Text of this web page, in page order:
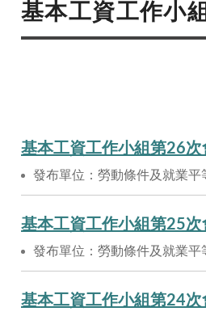
基本工資工作小組
基本工資工作小組第26次
發布單位：勞動條件及就業平
基本工資工作小組第25次
發布單位：勞動條件及就業平
基本工資工作小組第24次